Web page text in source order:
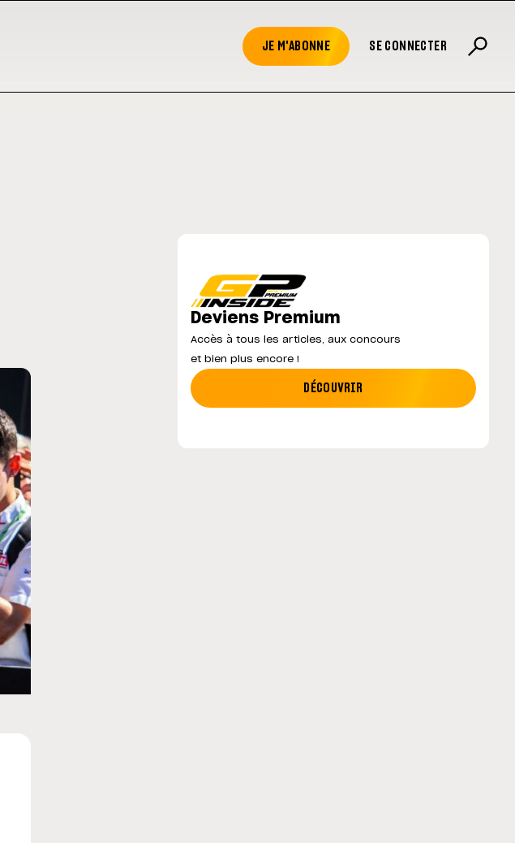
JE M'ABONNE SE CONNECTER
et vise un retour en
MotoGP : les cinq constructeurs signent un
Deviens Premium
Accès à tous les articles, aux concours
et bien plus encore !
DÉCOUVRIR